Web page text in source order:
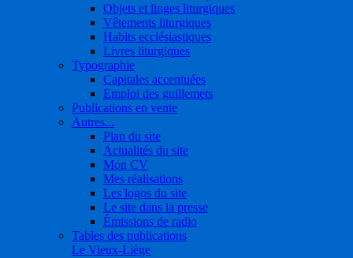
Objets et linges liturgiques
Vêtements liturgiques
Habits ecclésiastiques
Livres liturgiques
Typographie
Capitales accentuées
Emploi des guillemets
Publications en vente
Autres...
Plan du site
Actualités du site
Mon CV
Mes réalisations
Les logos du site
Le site dans la presse
Émissions de radio
Tables des publications
Le Vieux-Liège